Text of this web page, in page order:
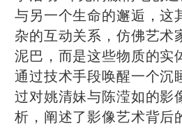
与另一个生命的邂逅，这
杂的互动关系，仿佛艺术
泥巴，而是这些物质的实
通过技术手段唤醒一个沉
过对姚清妹与陈滢如的影
析，阐述了影像艺术背后